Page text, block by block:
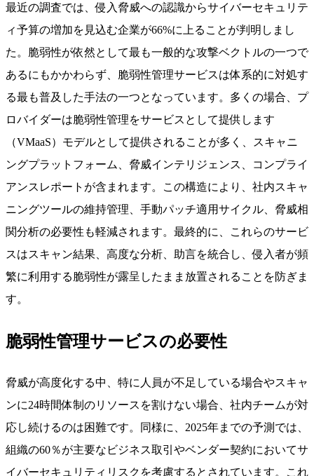
最近の調査では、侵入脅威への認識からサイバーセキュリテ
ィ予算の増加を見込む企業が66%に上ることが判明しまし
た。脆弱性が依然として最も一般的な攻撃ベクトルの一つで
あるにもかかわらず、脆弱性管理サービスは体系的に対処す
る最も普及した手法の一つとなっています。多くの場合、プ
ロバイダーは脆弱性管理をサービスとして提供します
（VMaaS）モデルとして提供されることが多く、スキャニ
ングプラットフォーム、脅威インテリジェンス、コンプライ
アンスレポートが含まれます。この構造により、社内スキャ
ニングツールの維持管理、手動パッチ適用サイクル、脅威相
関分析の必要性も軽減されます。最終的に、これらのサービ
スはスキャン結果、高度な分析、助言を統合し、侵入者が頻
繁に利用する脆弱性が露呈したまま放置されることを防ぎま
す。
脆弱性管理サービスの必要性
脅威が高度化する中、特に人員が不足している場合やスキャ
ンに24時間体制のリソースを割けない場合、社内チームが対
応し続けるのは困難です。同様に、2025年までの予測では、
組織の60％が主要なビジネス取引やベンダー契約においてサ
イバーセキュリティリスクを考慮するとされています。これ